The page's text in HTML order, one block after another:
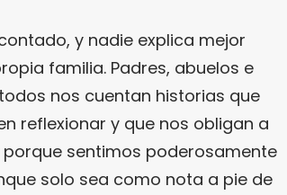
y nadie explica mejor
familia. Padres, abuelos e
nos cuentan historias que
reflexionar y que nos obligan a
sentimos poderosamente
solo sea como nota a pie de